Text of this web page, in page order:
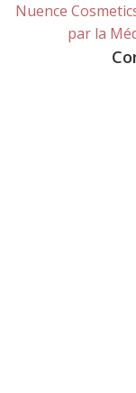
Nuence
par la